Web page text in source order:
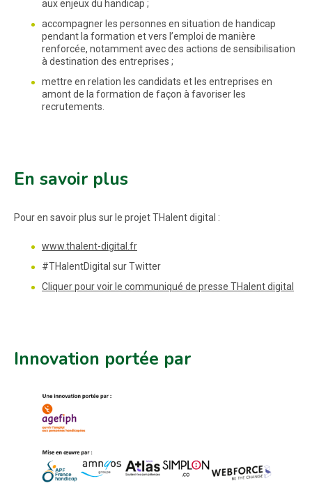
aux enjeux du handicap ;
accompagner les personnes en situation de handicap
pendant la formation et vers l’emploi de manière
renforcée, notamment avec des actions de sensibilisation
à destination des entreprises ;
mettre en relation les candidats et les entreprises en
amont de la formation de façon à favoriser les
recrutements.
En savoir plus
Pour en savoir plus sur le projet THalent digital :
www.thalent-digital.fr
#THalentDigital sur Twitter
Cliquer pour voir le communiqué de presse THalent digital
Innovation portée par